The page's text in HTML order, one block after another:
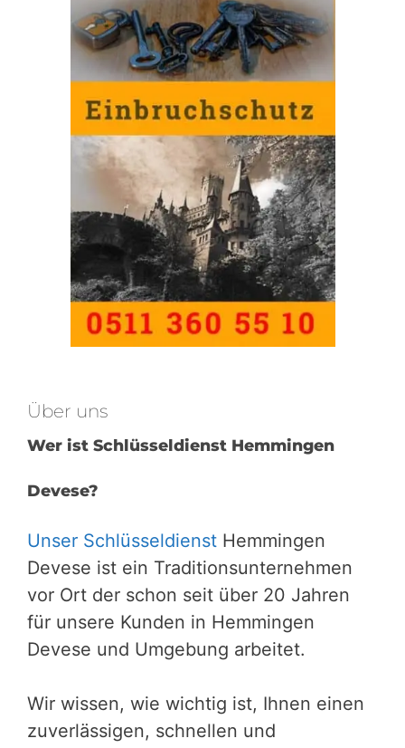
Über uns
Wer ist Schlüsseldienst Hemmingen
Devese?
Unser Schlüsseldienst Hemmingen
Devese ist ein Traditionsunternehmen
vor Ort der schon seit über 20 Jahren
für unsere Kunden in Hemmingen
Devese und Umgebung arbeitet.
Wir wissen, wie wichtig ist, Ihnen einen
zuverlässigen, schnellen und